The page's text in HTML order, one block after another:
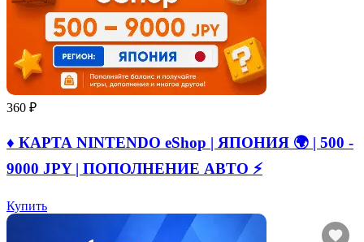
360 ₽
♦️ КАРТА NINTENDO eShop | ЯПОНИЯ 🌍 | 500 -
9000 JPY | ПОПОЛНЕНИЕ АВТО ⚡
Купить